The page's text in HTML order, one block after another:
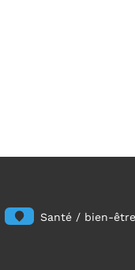
Santé / bien-être